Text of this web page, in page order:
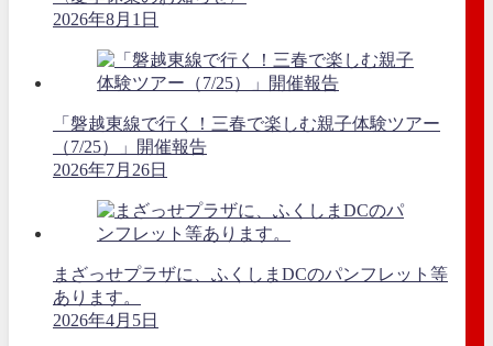
2026年8月1日
「磐越東線で行く！三春で楽しむ親子体験ツアー
（7/25）」開催報告
2026年7月26日
まざっせプラザに、ふくしまDCのパンフレット等
あります。
2026年4月5日